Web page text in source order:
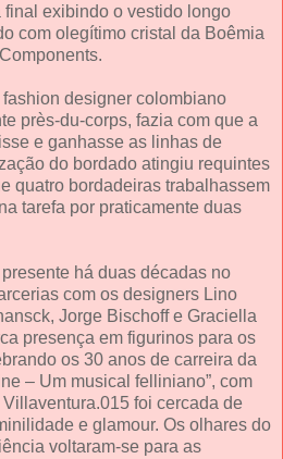
exibindo o vestido longo
com olegítimo cristal da Boêmia
designer colombiano
près-du-corps, fazia com que a
e ganhasse as linhas de
do bordado atingiu requintes
quatro bordadeiras trabalhassem
tarefa por praticamente duas
há duas décadas no
com os designers Lino
Jorge Bischoff e Graciella
presença em figurinos para os
os 30 anos de carreira da
– Um musical felliniano”, com
foi cercada de
e glamour. Os olhares do
voltaram-se para as